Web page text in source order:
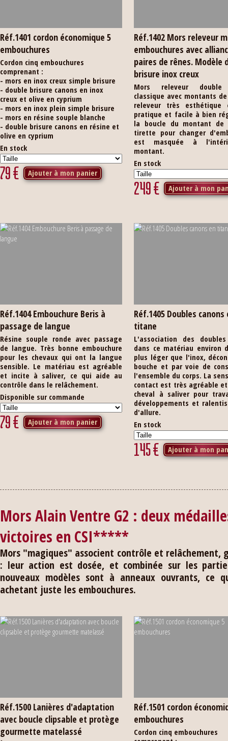
Réf.1401 cordon économique 5
embouchures
Cordon cinq embouchures
comprenant :
- mors en inox creux simple brisure
- double brisure canons en inox
creux et olive en cyprium
- mors en inox plein simple brisure
- mors en résine souple blanche
- double brisure canons en résine et
olive en cyprium
En stock
79€ Ajouter à mon panier
Réf.1402 Mors releveur
embouchures avec
paires de rênes. Modèle
brisure inox creux
Mors releveur double
classique avec montants
releveur très esthétique
pratique et facile à bien
la boucle du montant
tirette pour changer
est masquée à
montant.
En stock
249€ Ajouter à mon
Réf.1404 Embouchure Beris à
passage de langue
Résine souple ronde avec passage
de langue. Très bonne embouchure
pour les chevaux qui ont la langue
sensible. Le matériau est agréable
et incite à saliver, ce qui aide au
contrôle dans le relâchement.
Disponible sur commande
79€ Ajouter à mon panier
Réf.1405 Doubles canons
titane
L'association des
dans ce matériau environ
plus léger que l'inox,
bouche et par voie de
l'ensemble du corps. La
contact est très agréable
cheval à saliver pour
développements et
d'allure.
En stock
145€ Ajouter à mon
Mors Alain Ventre G2 : deux
victoires en CSI*****
Mors "magiques" associent contrôle et relâchement,
: leur action est dosée, et combinée sur les
nouveaux modèles sont à anneaux ouvrants, ce
achetant juste les embouchures.
Réf.1500 Lanières d'adaptation
avec boucle clipsable et protège
gourmette matelassé
Réf.1501 cordon
embouchures
Cordon cinq embouchures